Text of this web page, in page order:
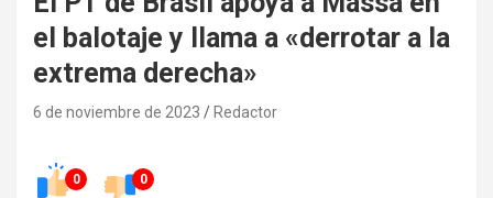
el balotaje y llama a «derrotar a la
extrema derecha»
6 de noviembre de 2023 Redactor
0 0